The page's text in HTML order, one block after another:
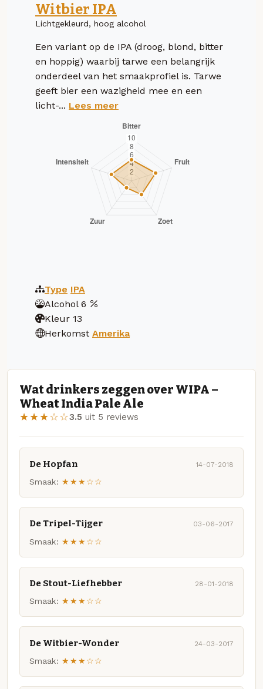
Witbier IPA
Lichtgekleurd, hoog alcohol
Een variant op de IPA (droog, blond, bitter
en hoppig) waarbij tarwe een belangrijk
onderdeel van het smaakprofiel is. Tarwe
geeft bier een wazigheid mee en een
licht-... Lees meer
Type IPA
Alcohol 6
Kleur 13
Herkomst Amerika
Wat drinkers zeggen over WIPA –
Wheat India Pale Ale
★★★☆☆3.5 uit 5 reviews
De Hopfan 14-07-2018
Smaak: ★★★☆☆
De Tripel-Tijger 03-06-2017
Smaak: ★★★☆☆
De Stout-Liefhebber 28-01-2018
Smaak: ★★★☆☆
De Witbier-Wonder 24-03-2017
Smaak: ★★★☆☆